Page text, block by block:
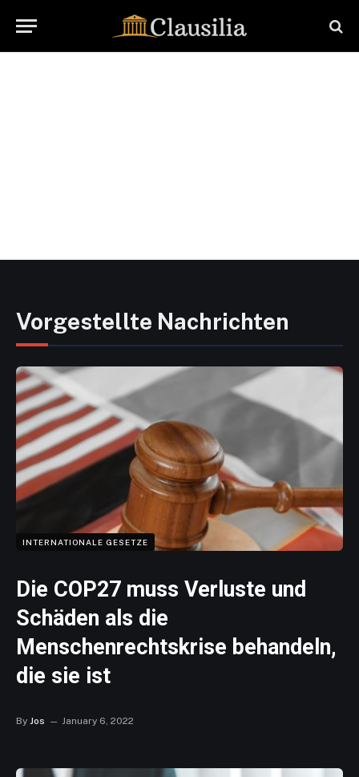
Vorgestellte Nachrichten
INTERNATIONALE GESETZE
Die COP27 muss Verluste und
Schäden als die
Menschenrechtskrise behandeln,
die sie ist
By Jos January 6, 2022